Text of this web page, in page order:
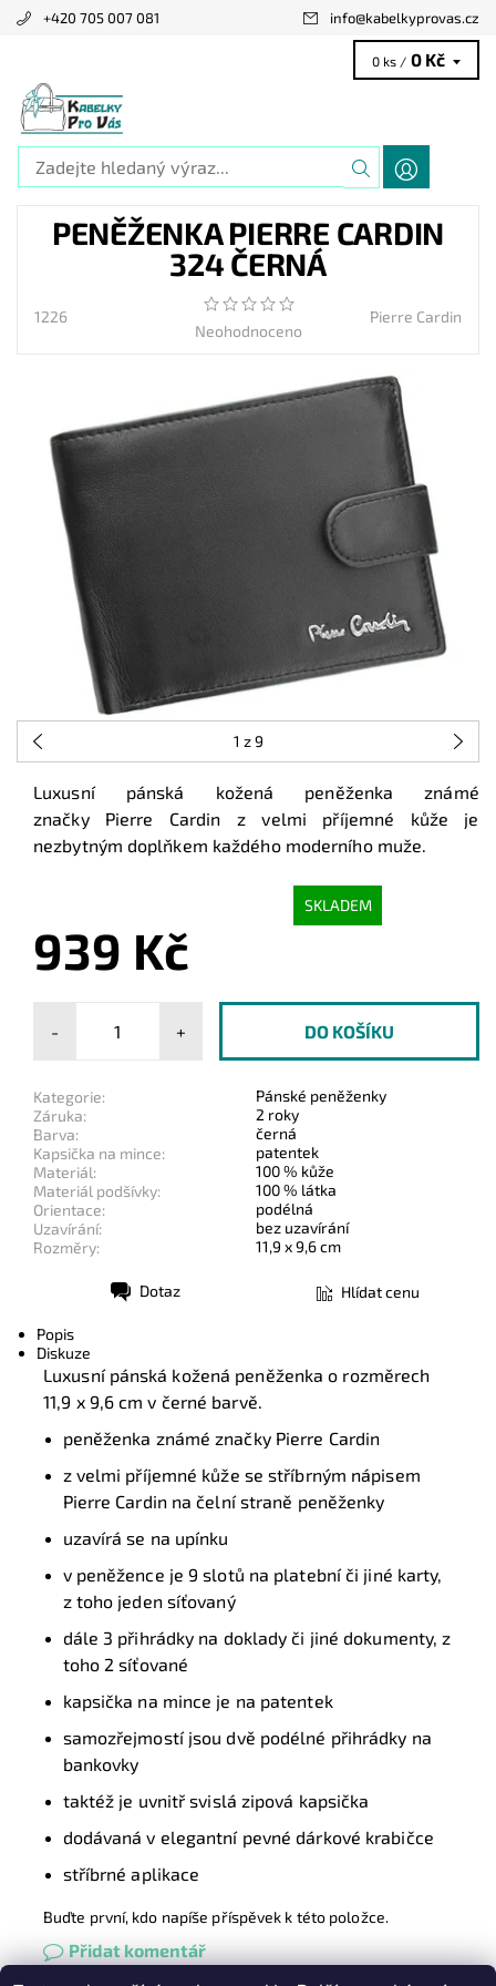
+420 705 007 081 info@kabelkyprovas.cz
0 ks / 0 Kč
PENĚŽENKA PIERRE CARDIN
324 ČERNÁ
1226
Neohodnoceno
Pierre Cardin
1 z 9
Luxusní pánská kožená peněženka známé
značky Pierre Cardin z velmi příjemné kůže je
nezbytným doplňkem každého moderního muže.
SKLADEM
939 Kč
- +
Kategorie:
Pánské peněženky
Záruka:
2 roky
Barva:
černá
Kapsička na mince:
patentek
Materiál:
100 % kůže
Materiál podšívky:
100 % látka
Orientace:
podélná
Uzavírání:
bez uzavírání
Rozměry:
11,9 x 9,6 cm
Dotaz Hlídat cenu
Popis
Diskuze
Luxusní pánská kožená peněženka o rozměrech
11,9 x 9,6 cm v černé barvě.
peněženka známé značky Pierre Cardin
z velmi příjemné kůže se stříbrným nápisem
Pierre Cardin na čelní straně peněženky
uzavírá se na upínku
v peněžence je 9 slotů na platební či jiné karty,
z toho jeden síťovaný
dále 3 přihrádky na doklady či jiné dokumenty, z
toho 2 síťované
kapsička na mince je na patentek
samozřejmostí jsou dvě podélné přihrádky na
bankovky
taktéž je uvnitř svislá zipová kapsička
dodávaná v elegantní pevné dárkové krabičce
stříbrné aplikace
Buďte první, kdo napíše příspěvek k této položce.
Přidat komentář